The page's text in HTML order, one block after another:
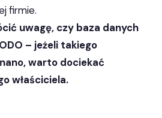
firmie.
uwagę, czy baza danych
– jeżeli takiego
warto dociekać
właściciela.